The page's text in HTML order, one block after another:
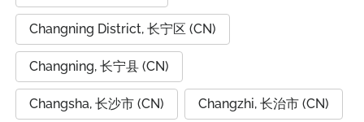
Changning District, 长宁区 (CN)
Changning, 长宁县 (CN)
Changsha, 长沙市 (CN) Changzhi, 长治市 (CN)